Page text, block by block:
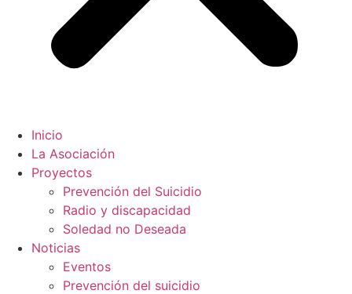
Inicio
La Asociación
Proyectos
Prevención del Suicidio
Radio y discapacidad
Soledad no Deseada
Noticias
Eventos
Prevención del suicidio